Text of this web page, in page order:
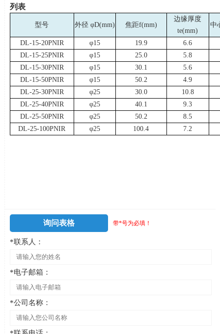
列表
型号 外径φD(mm) 焦距f(mm)
边缘厚度
te(mm)
中
DL-15-20PNIR φ15 19.9
6.6
DL-15-25PNIR
φ15 25.0
5.8
DL-15-30PNIR
φ15 30.1
5.6
DL-15-50PNIR
φ15 50.2
4.9
DL-25-30PNIR
φ25 30.0
10.8
DL-25-40PNIR
φ25 40.1
9.3
DL-25-50PNIR
φ25 50.2
8.5
DL-25-100PNIR
φ25 100.4 7.2
询问表格 带*号为必填！
*联系人：
*电子邮箱：
*公司名称：